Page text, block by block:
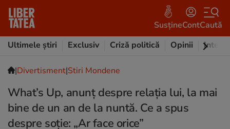
SusțineContCaută
Ultimele știri
Exclusiv Criză politică Opinii
|Divertisment|Stiri Mondene
What’s Up, anunț despre relația lui, la mai
bine de un an de la nuntă. Ce a spus
despre soție: „Ar face orice”